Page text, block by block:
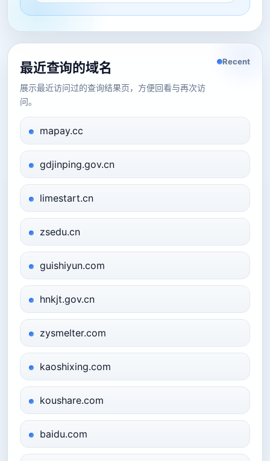
最近查询的域名
展示最近访问过的查询结果页，方便回看与再次访
问。
Recent
mapay.cc
gdjinping.gov.cn
limestart.cn
zsedu.cn
guishiyun.com
hnkjt.gov.cn
zysmelter.com
kaoshixing.com
koushare.com
baidu.com